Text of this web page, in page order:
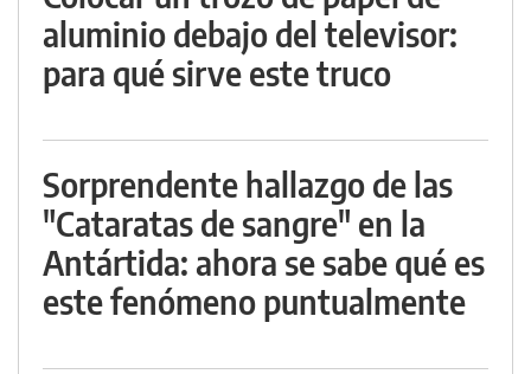
aluminio debajo del televisor:
para qué sirve este truco
Sorprendente hallazgo de las
"Cataratas de sangre" en la
Antártida: ahora se sabe qué es
este fenómeno puntualmente